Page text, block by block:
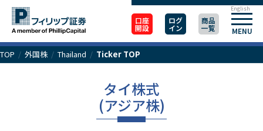
口座
開設
ログ
イン
商品
一覧 MENU
English
TOP / 外国株/ Thailand / Ticker TOP
タイ株式
(アジア株)